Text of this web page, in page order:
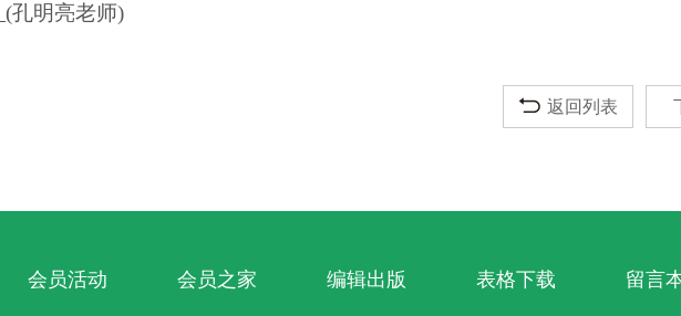
(孔明亮老师)
返回列表
会员活动 会员之家 编辑出版 表格下载 留言